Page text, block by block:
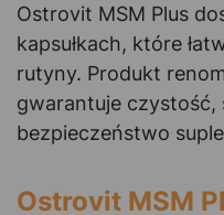
Ostrovit MSM Plus
kapsułkach, które
rutyny. Produkt
gwarantuje czystość,
bezpieczeństwo
Ostrovit MSM